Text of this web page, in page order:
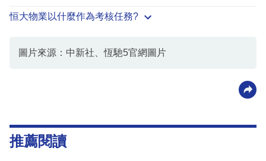
恒大物業以什麼作為考核任務?
圖片來源：中新社、恆馳5官網圖片
推薦閱讀